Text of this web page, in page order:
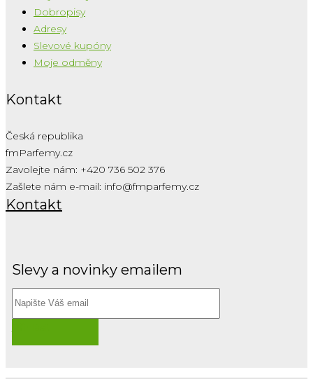
Dobropisy
Adresy
Slevové kupóny
Moje odměny
Kontakt
Česká republika
fmParfemy.cz
Zavolejte nám: +420 736 502 376
Zašlete nám e-mail: info@fmparfemy.cz
Kontakt
Slevy a novinky emailem